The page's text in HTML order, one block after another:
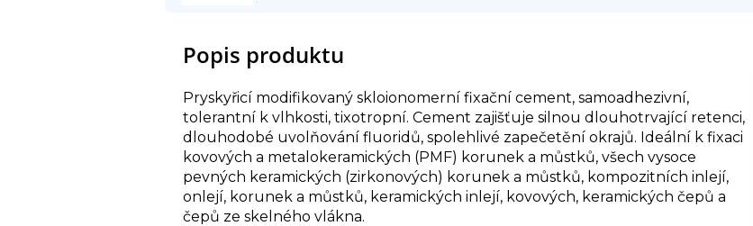
Popis produktu
Pryskyřicí modifikovaný skloionomerní fixační cement, samoadhezivní,
tolerantní k vlhkosti, tixotropní. Cement zajišťuje silnou dlouhotrvající retenci,
dlouhodobé uvolňování fluoridů, spolehlivé zapečetění okrajů. Ideální k fixaci
kovových a metalokeramických (PMF) korunek a můstků, všech vysoce
pevných keramických (zirkonových) korunek a můstků, kompozitních inlejí,
onlejí, korunek a můstků, keramických inlejí, kovových, keramických čepů a
čepů ze skelného vlákna.